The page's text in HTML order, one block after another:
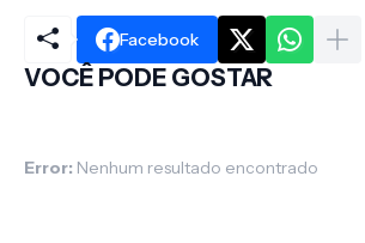
Facebook
VOCÊ PODE GOSTAR
Error: Nenhum resultado encontrado